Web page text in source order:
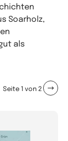
Soarholz,
als
Seite 1 von 2